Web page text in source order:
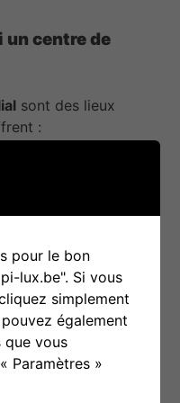
un centre de
sont des lieux
:
et
dans les écoles ou
juridique et social
et de soutien en
et sans jugement
pour le bon
lux.be". Si vous
simplement
également
vous
Paramètres »